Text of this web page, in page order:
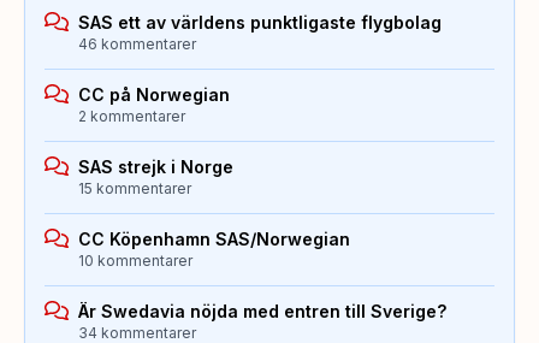
SAS ett av världens punktligaste flygbolag
46 kommentarer
CC på Norwegian
2 kommentarer
SAS strejk i Norge
15 kommentarer
CC Köpenhamn SAS/Norwegian
10 kommentarer
Är Swedavia nöjda med entren till Sverige?
34 kommentarer